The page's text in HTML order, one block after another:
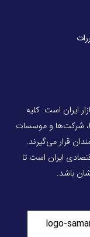
ایران است. کلیه
شرکت‌ها و موسسات
قرار می‌گیرند.
ایران است تا
باشد.